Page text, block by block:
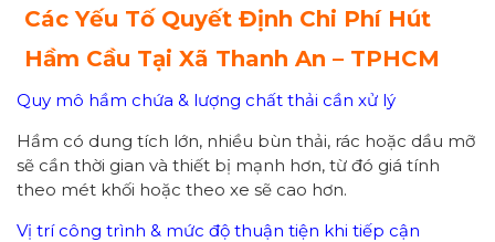
Các Yếu Tố Quyết Định Chi Phí Hút
Hầm Cầu Tại Xã Thanh An – TPHCM
Quy mô hầm chứa & lượng chất thải cần xử lý
Hầm có dung tích lớn, nhiều bùn thải, rác hoặc dầu mỡ
sẽ cần thời gian và thiết bị mạnh hơn, từ đó giá tính
theo mét khối hoặc theo xe sẽ cao hơn.
Vị trí công trình & mức độ thuận tiện khi tiếp cận